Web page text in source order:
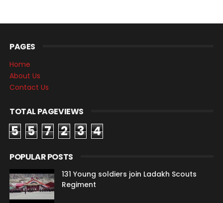
PAGES
Home
About Us
Contact Us
TOTAL PAGEVIEWS
5 5 7 2 3 4
POPULAR POSTS
131 Young soldiers join Ladakh Scouts
Regiment